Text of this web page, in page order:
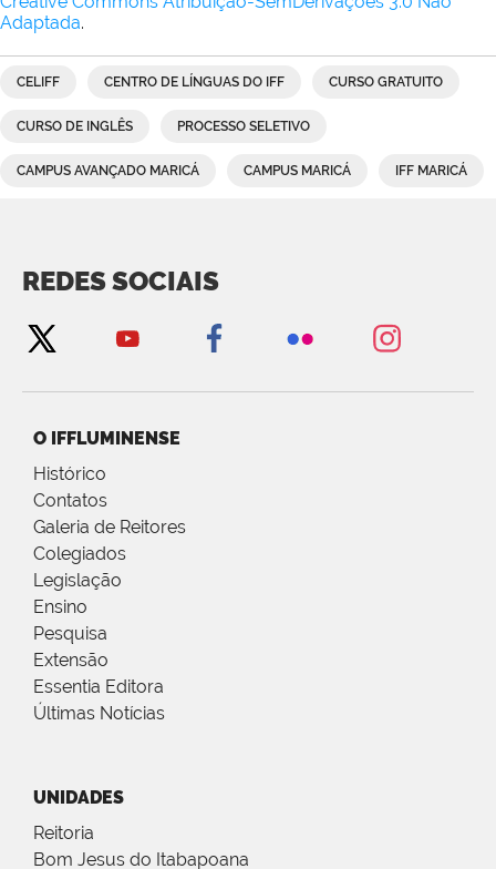
Adaptada.
CELIFF CENTRO DE LÍNGUAS DO IFF CURSO GRATUITO
CURSO DE INGLÊS PROCESSO SELETIVO
CAMPUS AVANÇADO MARICÁ CAMPUS MARICÁ IFF MARICÁ
REDES SOCIAIS
O IFFLUMINENSE
Histórico
Contatos
Galeria de Reitores
Colegiados
Legislação
Ensino
Pesquisa
Extensão
Essentia Editora
Últimas Notícias
UNIDADES
Reitoria
Bom Jesus do Itabapoana